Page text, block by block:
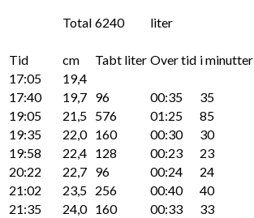
Total 6240 liter
Tid cm Tabt liter Over tid i minutter
17:05
19,4
17:40
19,7 96 00:35 35
19:05
21,5 576 01:25 85
19:35
22,0 160 00:30 30
19:58
22,4 128 00:23 23
20:22
22,7 96 00:24 24
21:02
23,5 256 00:40 40
21:35
24,0 160 00:33 33